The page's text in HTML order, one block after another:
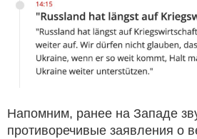
Напомним, ранее на Западе
противоречивые заявления о